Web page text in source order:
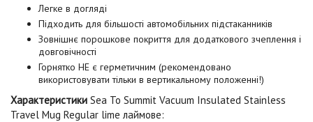
Легке в догляді
Підходить для більшості автомобільних підстаканників
Зовнішнє порошкове покриття для додаткового зчеплення і
довговічності
Горнятко НЕ ​​є герметичним (рекомендовано
використовувати тільки в вертикальному положенні!)
Характеристики Sea To Summit Vacuum Insulated Stainless
Travel Mug Regular lime лаймове: